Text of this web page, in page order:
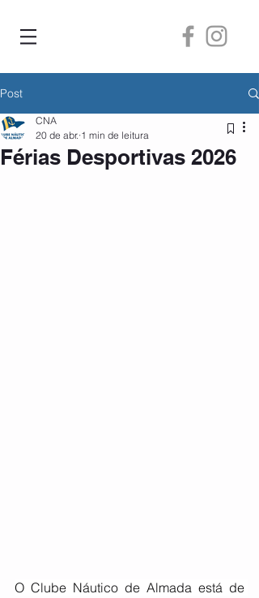
Post
Férias Desportivas 2026
CNA
20 de abr. 1 min de leitura
O Clube Náutico de Almada está de